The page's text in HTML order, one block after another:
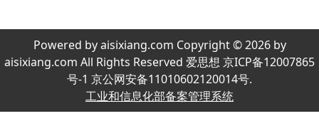
Powered by aisixiang.com Copyright © 2026 by
aisixiang.com All Rights Reserved 爱思想 京ICP备12007865
号-1 京公网安备11010602120014号.
工业和信息化部备案管理系统